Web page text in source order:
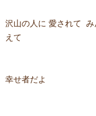
沢山の人に 愛されて み
えて
幸せ者だよ